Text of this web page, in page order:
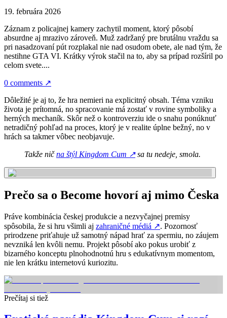
19. februára 2026
Záznam z policajnej kamery zachytil moment, ktorý pôsobí
absurdne aj mrazivo zároveň. Muž zadržaný pre brutálnu vraždu sa
pri nasadzovaní pút rozplakal nie nad osudom obete, ale nad tým, že
nestihne GTA VI. Krátky výrok stačil na to, aby sa prípad rozšíril po
celom svete....
0 comments ↗
Dôležité je aj to, že hra nemieri na explicitný obsah. Téma vzniku
života je prítomná, no spracovanie má zostať v rovine symboliky a
herných mechaník. Skôr než o kontroverziu ide o snahu ponúknuť
netradičný pohľad na proces, ktorý je v realite úplne bežný, no v
hrách sa takmer vôbec neobjavuje.
Takže nična štýl Kingdom Cum ↗sa tu nedeje, smola.
Prečo sa o Become hovorí aj mimo Česka
Práve kombinácia českej produkcie a nezvyčajnej premisy
spôsobila, že si hru všimli aj zahraničné médiá ↗. Pozornosť
prirodzene priťahuje už samotný nápad hrať za spermiu, no záujem
nevzniká len kvôli nemu. Projekt pôsobí ako pokus urobiť z
bizarného konceptu plnohodnotnú hru s edukatívnym momentom,
nie len krátku internetovú kuriozitu.
Prečítaj si tiež